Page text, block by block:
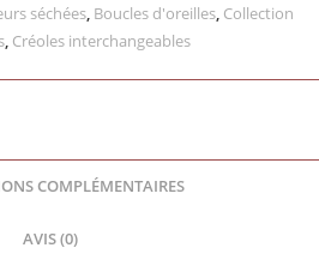
séchées Boucles d'oreilles Collection
Créoles interchangeables
COMPLÉMENTAIRES
AVIS (0)